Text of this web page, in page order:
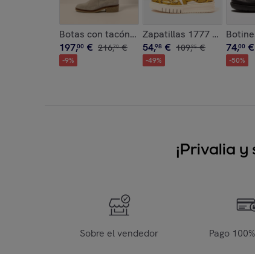
Botas con tacón N5942 SILK SUEDE CREAM
197,00 € 216,70 €
-9%
Zapatillas 1777 SNAKE
54,98 € 109,95 €
-49%
74,00 €
-50%
¡Privalia
Sobre el vendedor Pago